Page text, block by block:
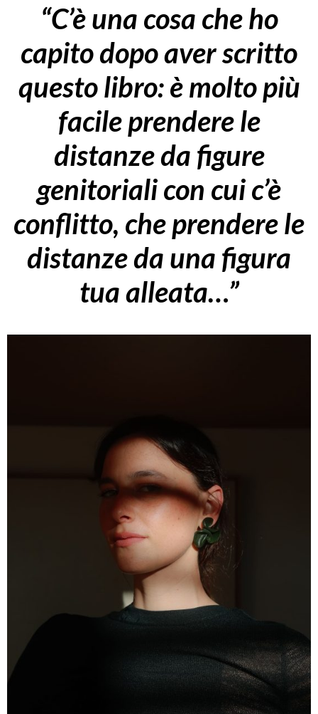
“C’è una cosa che ho
capito dopo aver scritto
questo libro: è molto più
facile prendere le
distanze da figure
genitoriali con cui c’è
conflitto, che prendere le
distanze da una figura
tua alleata…”